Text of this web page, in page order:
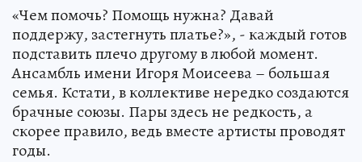
«Чем помочь? Помощь нужна? Давай
поддержу, застегнуть платье?», - каждый готов
подставить плечо другому в любой момент.
Ансамбль имени Игоря Моисеева – большая
семья. Кстати, в коллективе нередко создаются
брачные союзы. Пары здесь не редкость, а
скорее правило, ведь вместе артисты проводят
годы.